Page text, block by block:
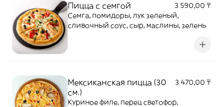
Пицца с семгой
3 590,00 ₸
Семга, помидоры, лук зеленый,
сливочный соус, сыр, маслины, зелень
Мексиканская пицца (30
см.)
3 470,00 ₸
Куриное филе, перец светофор,